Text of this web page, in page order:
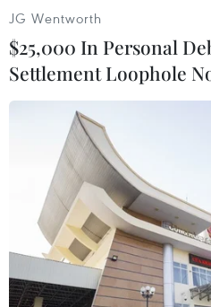
EU quyết định gia hạn
1 năm đối với Iran
JG Wentworth
$25,000 In Personal
Settlement Loophole